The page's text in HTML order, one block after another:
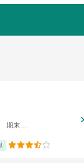
期末...
3.5